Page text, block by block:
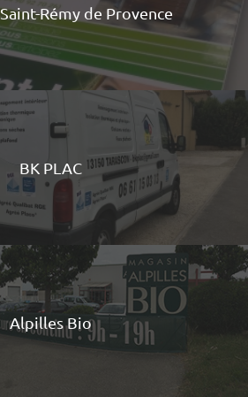
Rémy de Provence
BK PLAC
Alpilles Bio